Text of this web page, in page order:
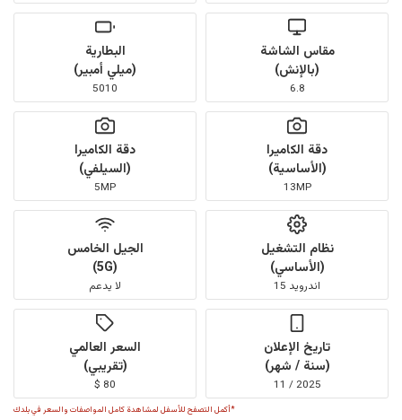
مقاس الشاشة
(بالإنش)
6.8
البطارية
(ميلي أمبير)
5010
دقة الكاميرا
(الأساسية)
13MP
دقة الكاميرا
(السيلفي)
5MP
نظام التشغيل
(الأساسي)
اندرويد 15
الجيل الخامس
(5G)
لا يدعم
تاريخ الإعلان
(سنة / شهر)
2025 / 11
السعر العالمي
(تقريبي)
80 $
*أكمل التصفح للأسفل لمشاهدة كامل المواصفات والسعر في بلدك